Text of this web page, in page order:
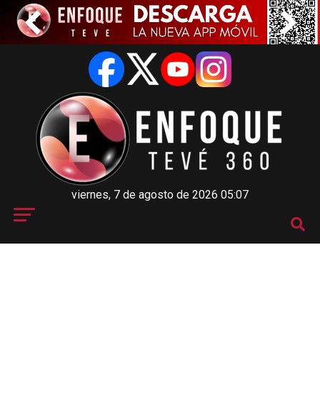
viernes, 7 de agosto de 2026 05:07